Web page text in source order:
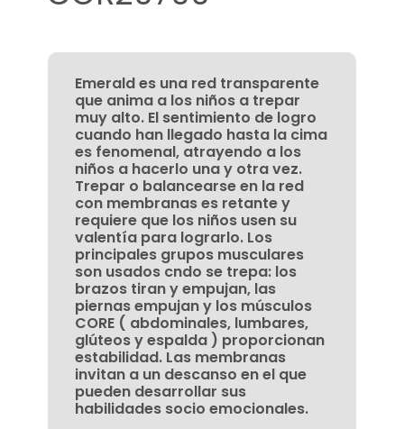
Emerald es una red transparente
que anima a los niños a trepar
muy alto. El sentimiento de logro
cuando han llegado hasta la cima
es fenomenal, atrayendo a los
niños a hacerlo una y otra vez.
Trepar o balancearse en la red
con membranas es retante y
requiere que los niños usen su
valentía para lograrlo. Los
principales grupos musculares
son usados cndo se trepa: los
brazos tiran y empujan, las
piernas empujan y los músculos
CORE ( abdominales, lumbares,
glúteos y espalda ) proporcionan
estabilidad. Las membranas
invitan a un descanso en el que
pueden desarrollar sus
habilidades socio emocionales.